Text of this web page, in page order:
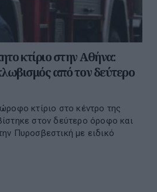
κτίριο στην Αθήνα:
από τον δεύτερο
κτίριο στο κέντρο της
στον δεύτερο όροφο και
Πυροσβεστική με ειδικό